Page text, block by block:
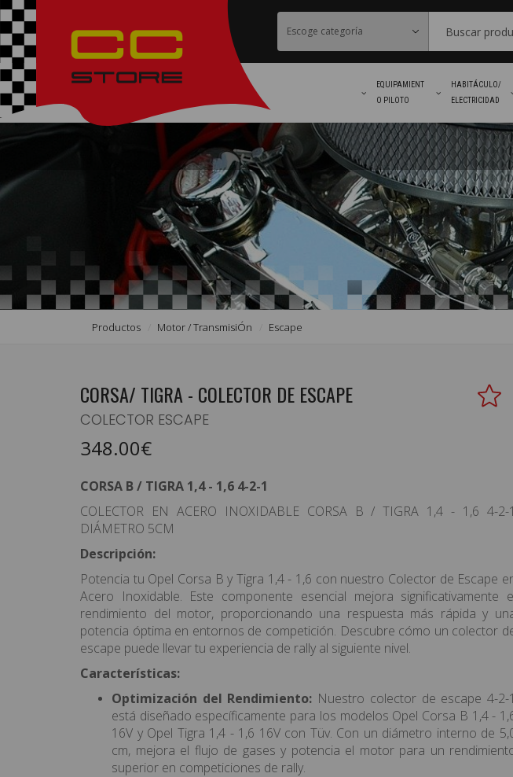
EQUIPAMIENT
O PILOTO
HABITÁCULO/
ELECTRICIDAD
Productos Motor / TransmisiÓn Escape
CORSA/ TIGRA - COLECTOR DE ESCAPE
COLECTOR ESCAPE
348.00€
CORSA B / TIGRA 1,4 - 1,6 4-2-1
COLECTOR EN ACERO INOXIDABLE CORSA B / TIGRA 1,4 - 1,6 4-2-1
DIÁMETRO 5CM
Descripción:
Potencia tu Opel Corsa B y Tigra 1,4 - 1,6 con nuestro Colector de Escape
Acero Inoxidable. Este componente esencial mejora significativamente
rendimiento del motor, proporcionando una respuesta más rápida y
potencia óptima en entornos de competición. Descubre cómo un colector
escape puede llevar tu experiencia de rally al siguiente nivel.
Características:
Optimización del Rendimiento: Nuestro colector de escape 4-2-1
está diseñado específicamente para los modelos Opel Corsa B 1,4 -
16V y Opel Tigra 1,4 - 1,6 16V con Tüv. Con un diámetro interno de
cm, mejora el flujo de gases y potencia el motor para un
superior en competiciones de rally.
FAVORITOS
EQUIPAMIENTO PILOTO
CARROCERÍA / ILUMINACIÓN
SUSPENSION/RUEDAS/FRENOS
MOTOR / TRANSMISIÓN
ASISTENCIAS/CARPAS
TIENDA / RACEWEAR
PRODUCTOS DESTACADOS